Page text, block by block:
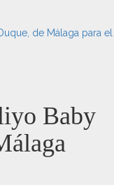
de Málaga para el
Baby